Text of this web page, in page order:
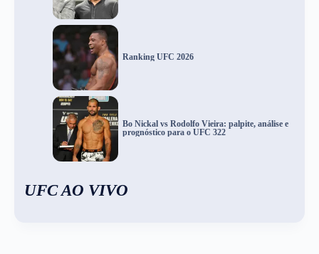
Ranking UFC 2026
Bo Nickal vs Rodolfo Vieira: palpite, análise e
prognóstico para o UFC 322
UFC AO VIVO